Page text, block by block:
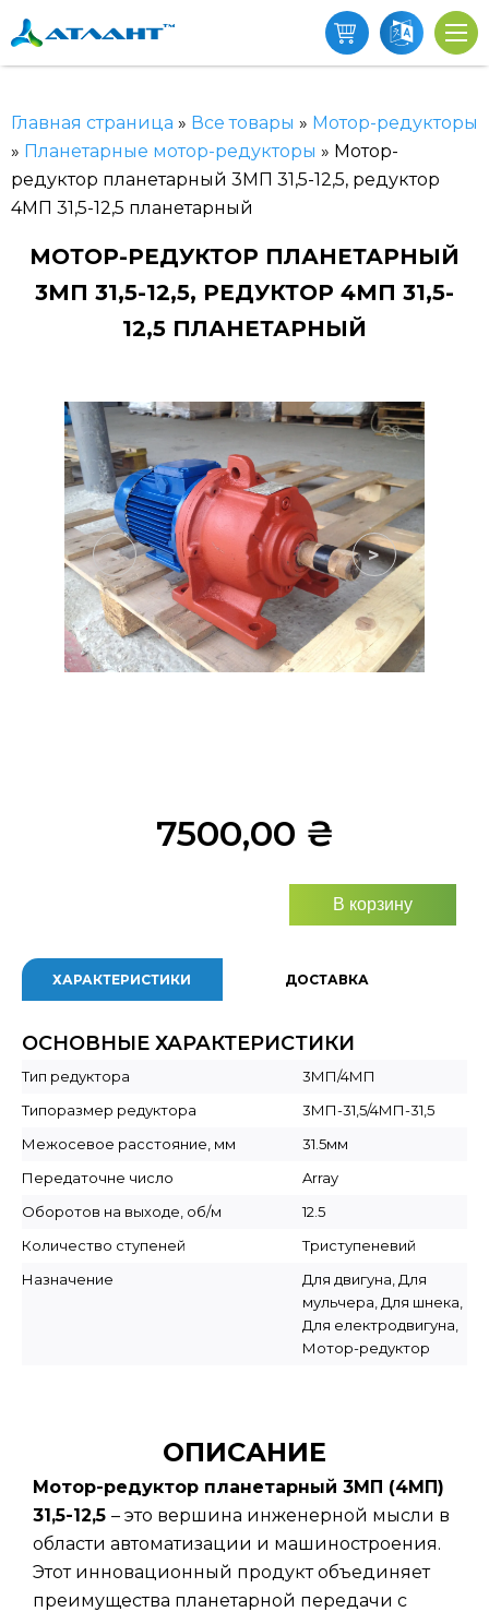
Главная страница » Все товары » Мотор-редукторы
» Планетарные мотор-редукторы » Мотор-
редуктор планетарный 3МП 31,5-12,5, редуктор
4МП 31,5-12,5 планетарный
МОТОР-РЕДУКТОР ПЛАНЕТАРНЫЙ
3МП 31,5-12,5, РЕДУКТОР 4МП 31,5-
12,5 ПЛАНЕТАРНЫЙ
< >
7500,00 ₴
В корзину
ХАРАКТЕРИСТИКИ ДОСТАВКА
ОСНОВНЫЕ ХАРАКТЕРИСТИКИ
Тип редуктора
3МП/4МП
Типоразмер редуктора
3МП-31,5/4МП-31,5
Межосевое расстояние, мм
31.5мм
Передаточне число
Array
Оборотов на выходе, об/м
12.5
Количество ступеней
Триступеневий
Назначение
Для двигуна, Для
мульчера, Для шнека,
Для електродвигуна,
Мотор-редуктор
ОПИСАНИЕ
Мотор-редуктор планетарный 3МП (4МП)
31,5-12,5 – это вершина инженерной мысли в
области автоматизации и машиностроения.
Этот инновационный продукт объединяет
преимущества планетарной передачи с